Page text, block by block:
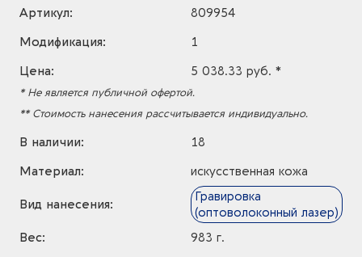
Артикул:
809954
Модификация:
1
Цена:
5 038.33 руб. *
* Не является публичной офертой.
** Стоимость нанесения рассчитывается индивидуально.
В наличии:
18
Материал:
искусственная кожа
Вид нанесения:
Гравировка
(оптоволоконный лазер)
Вес:
983 г.